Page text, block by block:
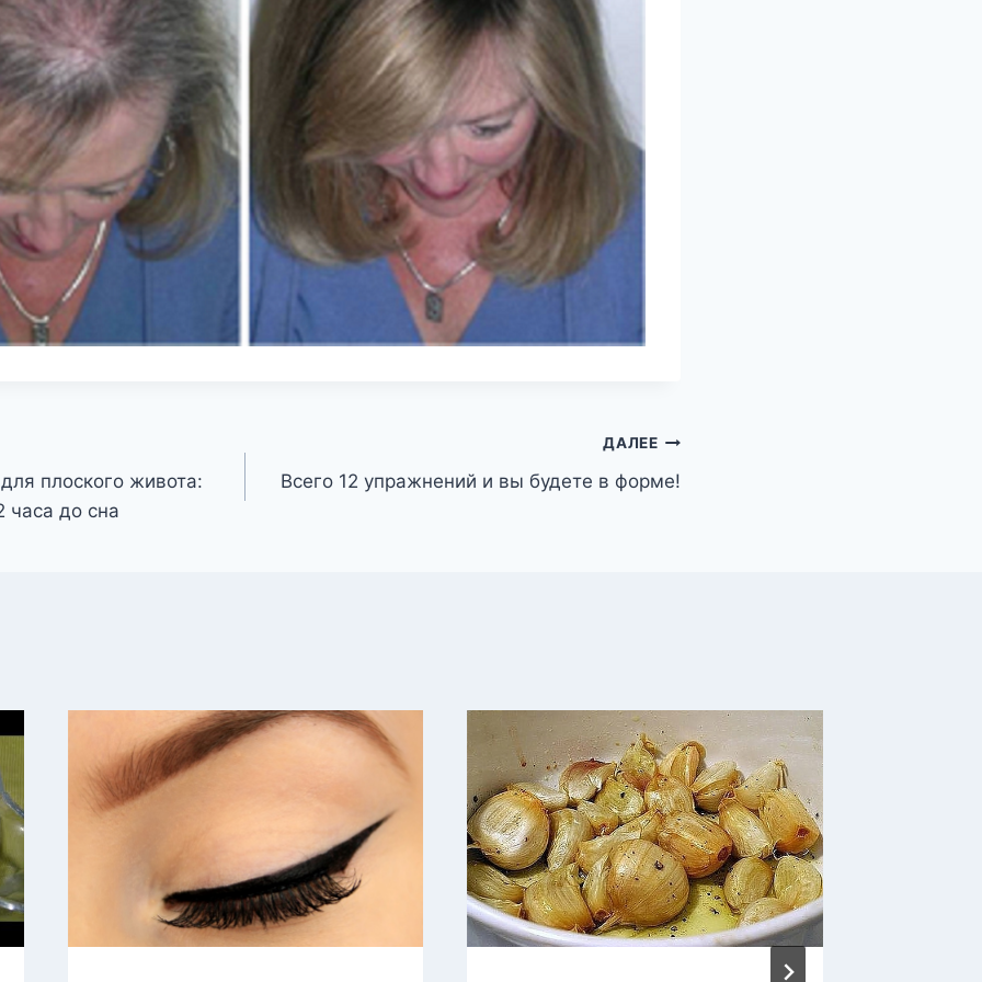
плоского живота:
часа до сна
ДАЛЕЕ
Всего 12 упражнений и вы будете в форме!